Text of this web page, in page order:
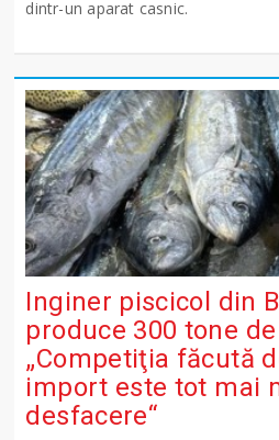
dintr-un aparat casnic.
Inginer piscicol din
produce 300 tone
„Competiţia făcută
import este tot mai
desfacere“